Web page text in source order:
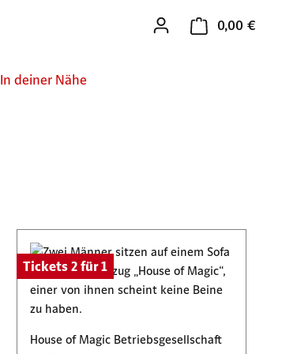
0,00 €
In deiner Nähe
Tickets 2 für 1
House of Magic Betriebsgesellschaft